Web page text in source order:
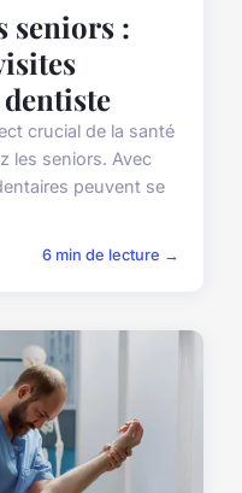
seniors :
crucial de la santé
les seniors. Avec
peuvent se
6 min de lecture →